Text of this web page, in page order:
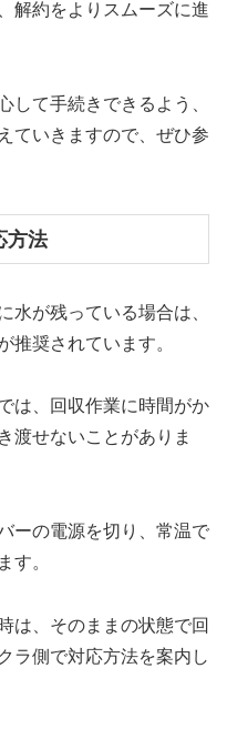
解約をよりスムーズに進
して手続きできるよう、
ていきますので、ぜひ参
方法
水が残っている場合は、
推奨されています。
は、回収作業に時間がか
渡せないことがありま
ーの電源を切り、常温で
す。
は、そのままの状態で回
ラ側で対応方法を案内し